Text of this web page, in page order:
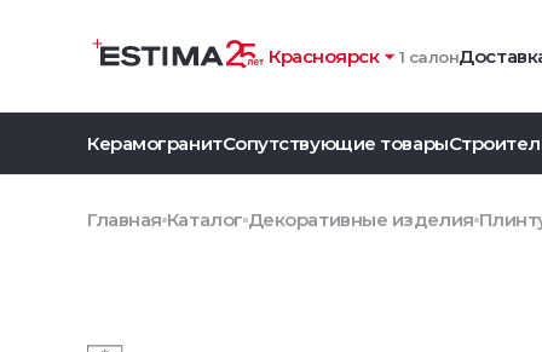
Красноярск 1 салон
КерамогранитСопутствующие товары
Главная Каталог Декоративные изделия